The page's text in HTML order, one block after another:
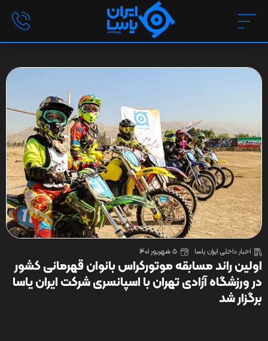
اخبار داخلی ایران یاسا 5 شهریور 1401
اولین راند مسابقه موتورکراس بانوان قهرمانی کشور
در ورزشگاه آزادی تهران با اسپانسری شرکت ایران یاسا
برگزار شد